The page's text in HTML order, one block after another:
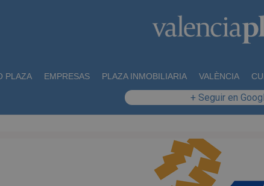
PLAZA EMPRESAS PLAZA INMOBILIARIA VALÈNCIA
+ Seguir en